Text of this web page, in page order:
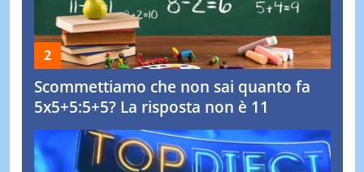
Scommettiamo che non sai quanto fa
5x5+5:5+5? La risposta non è 11